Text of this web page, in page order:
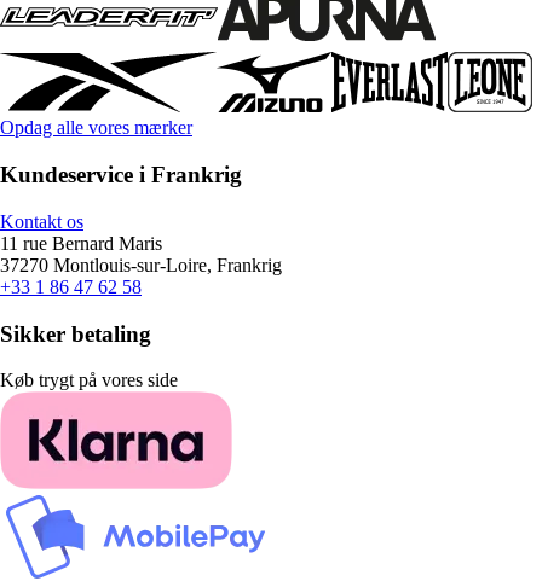
Opdag alle vores mærker
Kundeservice i Frankrig
Kontakt os
11 rue Bernard Maris
37270 Montlouis-sur-Loire, Frankrig
+33 1 86 47 62 58
Sikker betaling
Køb trygt på vores side